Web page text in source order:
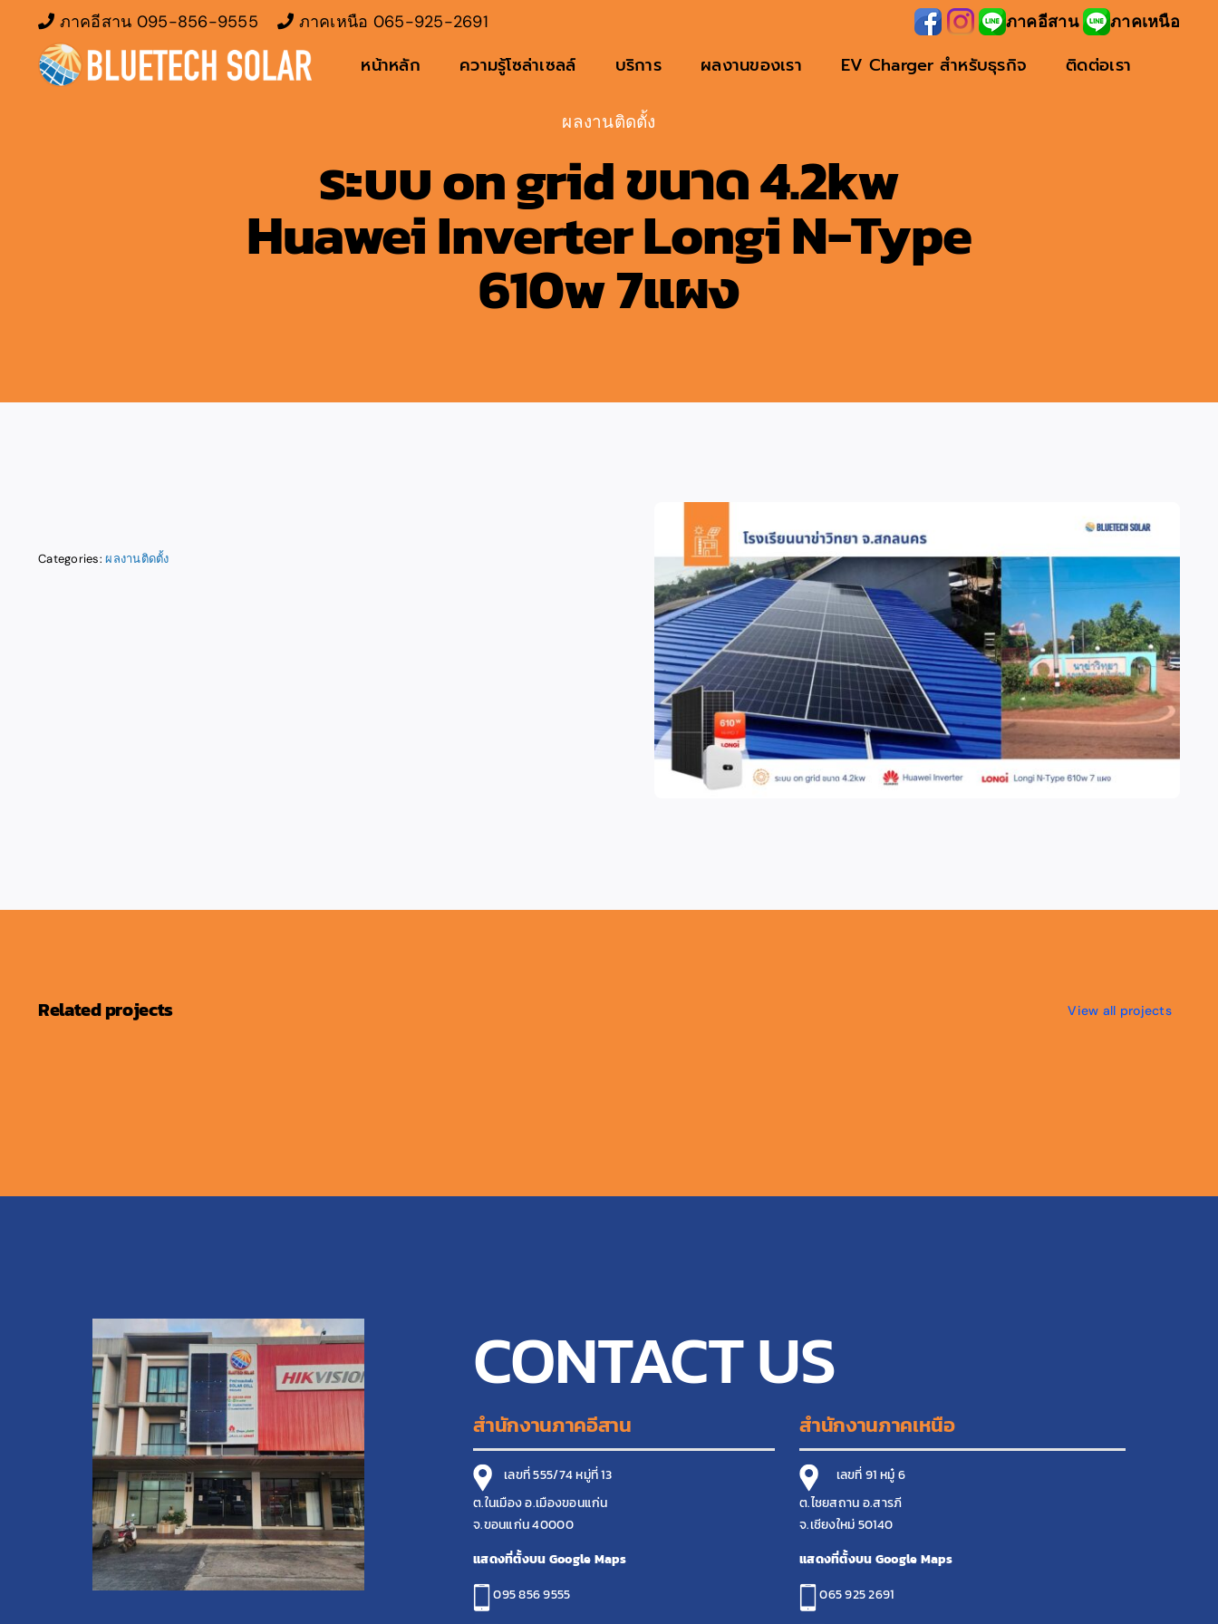
content
ภาคอีสาน 095-856-9555 ภาคเหนือ 065-925-2691 ภาคอีสาน ภาคเหนือ
หน้าหลัก ความรู้โซล่าเซลล์ บริการ ผลงานของเรา EV Charger สำหรับธุรกิจ ติดต่อเรา
ผลงานติดตั้ง
ระบบ on grid ขนาด 4.2kw
Huawei Inverter Longi N-Type
610w 7แผง
Categories:ผลงานติดตั้ง
Related projects View all projects
CONTACT US
สำนักงานภาคอีสาน
เลขที่ 555/74 หมู่ที่ 13
ต.ในเมือง อ.เมืองขอนแก่น
จ.ขอนแก่น 40000
แสดงที่ตั้งบน Google Maps
095 856 9555
สำนักงานภาคเหนือ
เลขที่ 91 หมู๋ 6
ต.ไชยสถาน อ.สารภี
จ.เชียงใหม่ 50140
แสดงที่ตั้งบน Google Maps
065 925 2691